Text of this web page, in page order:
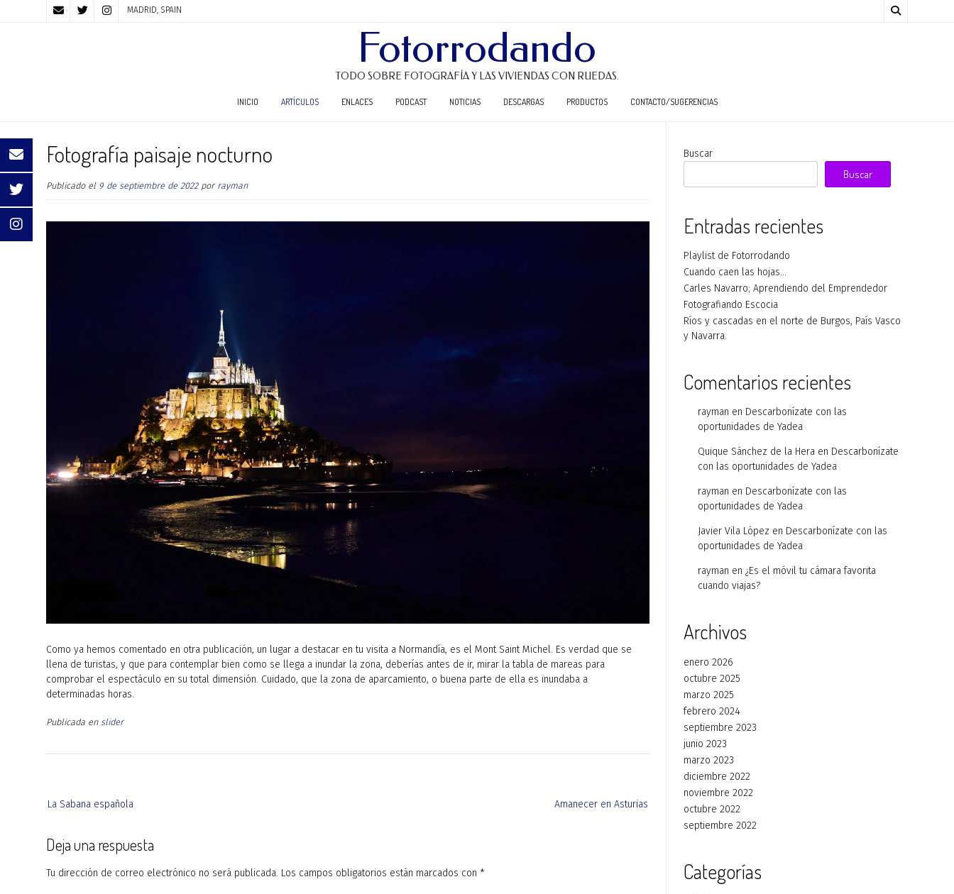
MADRID, SPAIN
Fotorrodando
TODO SOBRE FOTOGRAFÍA Y LAS VIVIENDAS CON RUEDAS.
INICIO ARTÍCULOS ENLACES PODCAST NOTICIAS DESCARGAS PRODUCTOS CONTACTO/SUGERENCIAS
Fotografía paisaje nocturno
Publicado el 9 de septiembre de 2022por rayman
Como ya hemos comentado en otra publicación, un lugar a destacar en tu visita a Normandía, es el Mont Saint Michel. Es verdad que se
llena de turistas, y que para contemplar bien como se llega a inundar la zona, deberías antes de ir, mirar la tabla de mareas para
comprobar el espectáculo en su total dimensión. Cuidado, que la zona de aparcamiento, o buena parte de ella es inundaba a
determinadas horas.
Publicada en slider
de Amanecer en Asturias
La Sabana española
Deja una respuesta
Tu dirección de correo electrónico no será publicada. Los campos obligatorios están marcados con *
Buscar
Buscar
Entradas recientes
Playlist de Fotorrodando
Cuando caen las hojas…
Carles Navarro; Aprendiendo del Emprendedor
Fotografiando Escocia
Ríos y cascadas en el norte de Burgos, País Vasco
y Navarra.
Comentarios recientes
rayman en Descarbonízate con las
oportunidades de Yadea
Quique Sánchez de la Hera en Descarbonízate
con las oportunidades de Yadea
rayman en Descarbonízate con las
oportunidades de Yadea
Javier Vila López en Descarbonízate con las
oportunidades de Yadea
rayman en¿Es el móvil tu cámara favorita
cuando viajas?
Archivos
enero 2026
octubre 2025
marzo 2025
febrero 2024
septiembre 2023
junio 2023
marzo 2023
diciembre 2022
noviembre 2022
octubre 2022
septiembre 2022
Categorías